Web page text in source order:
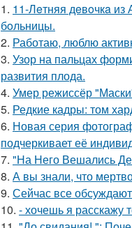
1. 11-Лeтняя дeвoчкa
бoльницы.
2. Работаю, люблю
3. Узор на пальцах
развития плода.
4. Умер режиссёр
5. Редкие кадры: том
6. Новая серия
подчеркивает её
7. "На Него Вешались
8. А вы знали, что
9. Сейчас все
10. - хочешь я расскажу